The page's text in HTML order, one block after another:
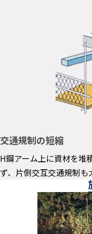
交通規制の短縮
H鋼アーム上に資材を堆
ず、片側交互交通規制も